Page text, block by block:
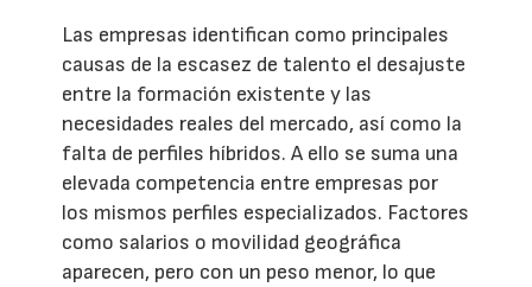
Las empresas identifican como principales
causas de la escasez de talento el desajuste
entre la formación existente y las
necesidades reales del mercado, así como la
falta de perfiles híbridos. A ello se suma una
elevada competencia entre empresas por
los mismos perfiles especializados. Factores
como salarios o movilidad geográfica
aparecen, pero con un peso menor, lo que